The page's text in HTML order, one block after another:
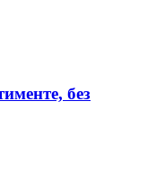
без